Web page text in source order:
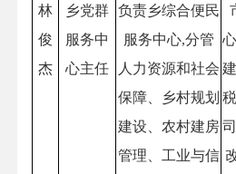
林
俊
杰
乡党群
服务中
心主任
负责乡综合便民
服务中心,分管
人力资源和社会
保障、乡村规划
建设、农村建房
管理、工业与信